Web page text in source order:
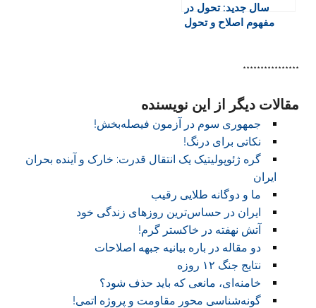
سال جدید: تحول در
مفهوم اصلاح و تحول
****************
مقالات دیگر از این نویسنده
جمهوری سوم در آزمون فیصله‌بخش!
نکاتی برای درنگ!
گره ژئوپولیتیک یک انتقال قدرت: خارک و آینده بحران
ایران
ما و دوگانه طلایی رقیب
ایران در حساس‌ترین روزهای زندگی خود
آتش نهفته در خاکستر گرم!
دو مقاله در باره بیانیه جبهه اصلاحات
نتایج جنگ ۱۲ روزه
خامنه‌ای، مانعی که باید حذف شود؟
گونه‌شناسی محور مقاومت و پروژه اتمی!